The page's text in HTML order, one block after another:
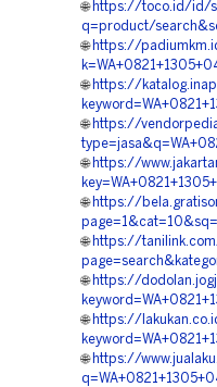
🌐 https://toco.id/id/
q=product/
🌐 https://
🌐 https://
🌐 https://
🌐 https://
🌐 https://
🌐 https://
🌐 https://
🌐 https://
🌐 https://